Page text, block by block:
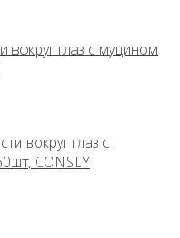
вокруг глаз с муцином